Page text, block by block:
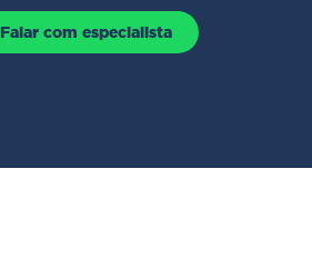
Falar com especialista